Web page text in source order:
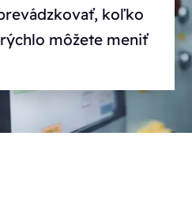
koľko
môžete meniť